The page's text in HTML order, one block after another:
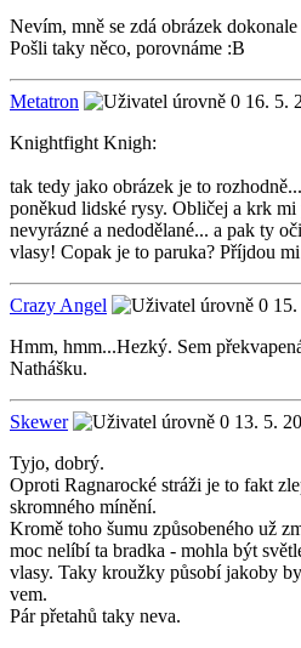
Nevím, mně se zdá obrázek
Pošli taky něco, porovnáme :B
Metatron
16. 5.
Knightfight Knigh:
tak tedy jako obrázek je to
poněkud lidské rysy. Obličej a krk
nevyrázné a nedodělané... a pak ty
vlasy! Copak je to paruka? Příjdou
Crazy Angel
Hmm, hmm...Hezký. Sem
Nathášku.
Skewer
13. 5.
Tyjo, dobrý.
Oproti Ragnarocké stráži je to fakt
skromného mínění.
Kromě toho šumu způsobeného už
moc nelíbí ta bradka - mohla být
vlasy. Taky kroužky působí jakoby
vem.
Pár přetahů taky neva.